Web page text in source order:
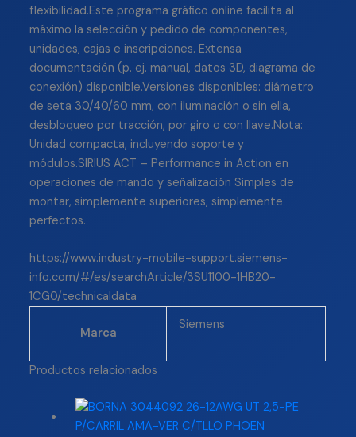
flexibilidad.Este programa gráfico online facilita al
máximo la selección y pedido de componentes,
unidades, cajas e inscripciones. Extensa
documentación (p. ej. manual, datos 3D, diagrama de
conexión) disponible.Versiones disponibles: diámetro
de seta 30/40/60 mm, con iluminación o sin ella,
desbloqueo por tracción, por giro o con llave.Nota:
Unidad compacta, incluyendo soporte y
módulos.SIRIUS ACT – Performance in Action en
operaciones de mando y señalización Simples de
montar, simplemente superiores, simplemente
perfectos.
https://www.industry-mobile-support.siemens-
info.com/#/es/searchArticle/3SU1100-1HB20-
1CG0/technicaldata
Marca
Siemens
Productos relacionados